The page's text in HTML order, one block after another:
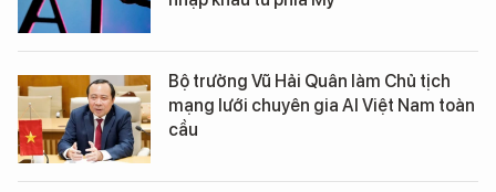
Bộ trưởng Vũ Hải Quân làm Chủ tịch
mạng lưới chuyên gia AI Việt Nam toàn
cầu